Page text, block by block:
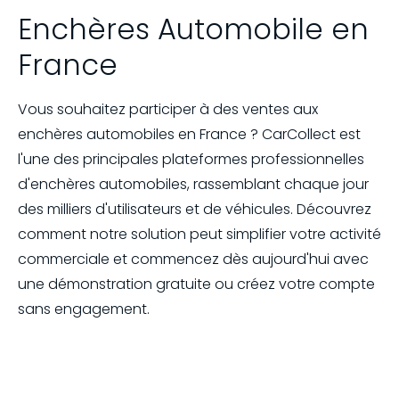
Enchères Automobile en
France
Vous souhaitez participer à des ventes aux
enchères automobiles en France ? CarCollect est
l'une des principales plateformes professionnelles
d'enchères automobiles, rassemblant chaque jour
des milliers d'utilisateurs et de véhicules. Découvrez
comment notre solution peut simplifier votre activité
commerciale et commencez dès aujourd'hui avec
une démonstration gratuite ou créez votre compte
sans engagement.